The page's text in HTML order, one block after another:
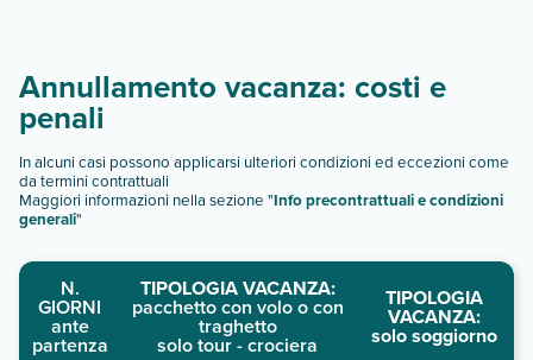
Annullamento vacanza: costi e
penali
In alcuni casi possono applicarsi ulteriori condizioni ed eccezioni come
da termini contrattuali
Maggiori informazioni nella sezione "Info precontrattuali e condizioni
generali"
N.
GIORNI
ante
partenza
TIPOLOGIA VACANZA:
pacchetto con volo o con
traghetto
solo tour - crociera
TIPOLOGIA
VACANZA:
solo soggiorno